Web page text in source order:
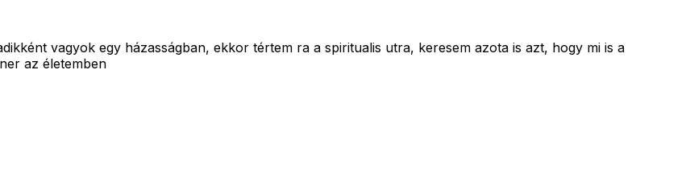
vagyok egy házasságban, ekkor tértem ra a spiritualis utra, keresem azota is azt, hogy mi is a
az életemben